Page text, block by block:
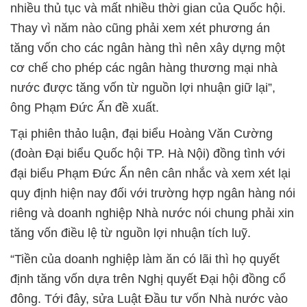
nhiều thủ tục và mất nhiều thời gian của Quốc hội.
Thay vì năm nào cũng phải xem xét phương án
tăng vốn cho các ngân hàng thì nên xây dựng một
cơ chế cho phép các ngân hàng thương mại nhà
nước được tăng vốn từ nguồn lợi nhuận giữ lại”,
ông Phạm Đức Ấn đề xuất.
Tại phiên thảo luận, đại biểu Hoàng Văn Cường
(đoàn Đại biểu Quốc hội TP. Hà Nội) đồng tình với
đại biểu Phạm Đức Ấn nên cân nhắc và xem xét lại
quy định hiện nay đối với trường hợp ngân hàng nói
riêng và doanh nghiệp Nhà nước nói chung phải xin
tăng vốn điều lệ từ nguồn lợi nhuận tích luỹ.
“Tiền của doanh nghiệp làm ăn có lãi thì họ quyết
định tăng vốn dựa trên Nghị quyết Đại hội đồng cổ
đông. Tới đây, sửa Luật Đầu tư vốn Nhà nước vào